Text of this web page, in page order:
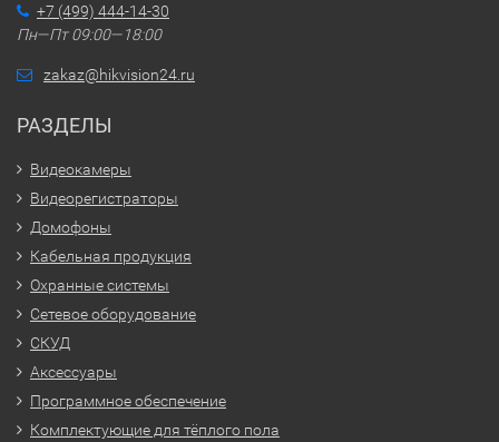
+7 (499) 444-14-30
Пн—Пт 09:00—18:00
zakaz@hikvision24.ru
РАЗДЕЛЫ
Видеокамеры
Видеорегистраторы
Домофоны
Кабельная продукция
Охранные системы
Сетевое оборудование
СКУД
Аксессуары
Программное обеспечение
Комплектующие для тёплого пола